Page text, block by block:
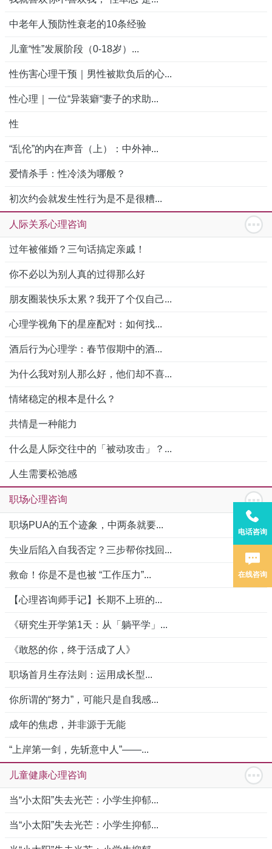
中老年人预防性衰老的10条经验
儿童“性”发展阶段（0-18岁）...
性伤害心理干预｜男性被欺负后的心...
性心理｜一位“异装癖“妻子的求助...
性
“乱伦”的内在声音（上）：中外神...
爱情杀手：性冷淡为哪般？
初次约会就发生性行为是不是很糟...
人际关系心理咨询
过年被催婚？三句话搞定亲戚！
你不必以为别人真的过得那么好
朋友圈装快乐太累？我开了个仅自己...
心理学视角下的星座配对：如何找...
酒后行为心理学：春节假期中的酒...
为什么我对别人那么好，他们却不喜...
情绪稳定的根本是什么？
共情是一种能力
什么是人际交往中的「被动攻击」？...
人生需要松弛感
职场心理咨询
职场PUA的五个迹象，中两条就要...
失业后陷入自我否定？三步帮你找回...
救命！你是不是也被 “工作压力”...
【心理咨询师手记】长期不上班的...
《研究生开学第1天：从「躺平学」...
《敢怒的你，终于活成了人》
职场首月生存法则：运用成长型...
你所谓的“努力”，可能只是自我感...
成年的焦虑，并非源于无能
“上岸第一剑，先斩意中人”——...
儿童健康心理咨询
当“小太阳”失去光芒：小学生抑郁...
当“小太阳”失去光芒：小学生抑郁...
电话咨询
在线咨询